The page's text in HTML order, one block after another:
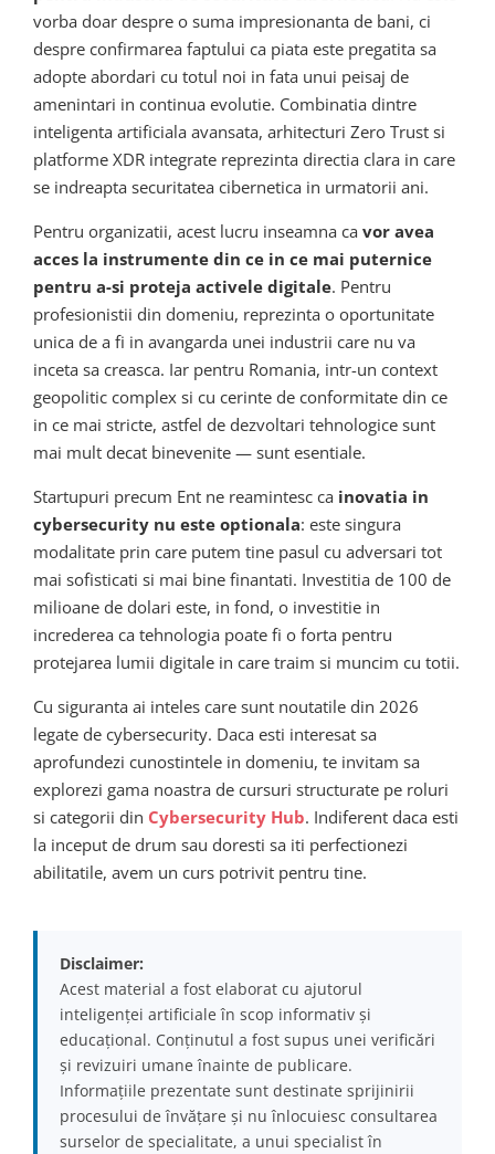
vorba doar despre o suma impresionanta de bani, ci
despre confirmarea faptului ca piata este pregatita sa
adopte abordari cu totul noi in fata unui peisaj de
amenintari in continua evolutie. Combinatia dintre
inteligenta artificiala avansata, arhitecturi Zero Trust si
platforme XDR integrate reprezinta directia clara in care
se indreapta securitatea cibernetica in urmatorii ani.
Pentru organizatii, acest lucru inseamna ca vor avea
acces la instrumente din ce in ce mai puternice
pentru a-si proteja activele digitale. Pentru
profesionistii din domeniu, reprezinta o oportunitate
unica de a fi in avangarda unei industrii care nu va
inceta sa creasca. Iar pentru Romania, intr-un context
geopolitic complex si cu cerinte de conformitate din ce
in ce mai stricte, astfel de dezvoltari tehnologice sunt
mai mult decat binevenite — sunt esentiale.
Startupuri precum Ent ne reamintesc ca inovatia in
cybersecurity nu este optionala: este singura
modalitate prin care putem tine pasul cu adversari tot
mai sofisticati si mai bine finantati. Investitia de 100 de
milioane de dolari este, in fond, o investitie in
increderea ca tehnologia poate fi o forta pentru
protejarea lumii digitale in care traim si muncim cu totii.
Cu siguranta ai inteles care sunt noutatile din 2026
legate de cybersecurity. Daca esti interesat sa
aprofundezi cunostintele in domeniu, te invitam sa
explorezi gama noastra de cursuri structurate pe roluri
si categorii din Cybersecurity Hub. Indiferent daca esti
la inceput de drum sau doresti sa iti perfectionezi
abilitatile, avem un curs potrivit pentru tine.
Disclaimer:
Acest material a fost elaborat cu ajutorul
inteligenței artificiale în scop informativ și
educațional. Conținutul a fost supus unei verificări
și revizuiri umane înainte de publicare.
Informațiile prezentate sunt destinate sprijinirii
procesului de învățare și nu înlocuiesc consultarea
surselor de specialitate, a unui specialist în